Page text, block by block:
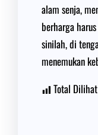
alam senja,
berharga
sinilah, di
menemukan
Total